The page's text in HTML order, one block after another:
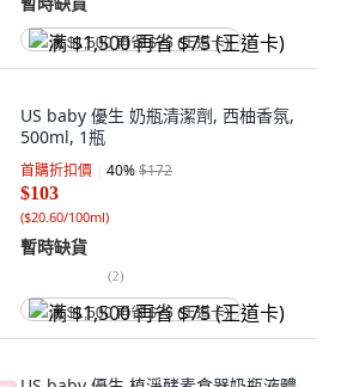
满 $1,500 再省 $75 (王道卡)
US baby 優生 奶瓶清潔劑, 西柚香氛,
500ml, 1瓶
首購折扣價 40%$172
$103
($20.60/100ml)
暫時缺貨
(2)
满 $1,500 再省 $75 (王道卡)